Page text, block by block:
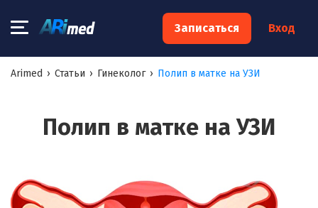
Записаться Вход
Arimed › Статьи › Гинеколог › Полип в матке на УЗИ
Полип в матке на УЗИ
×
Запишитесь на консультацию к
Ваше имя:*